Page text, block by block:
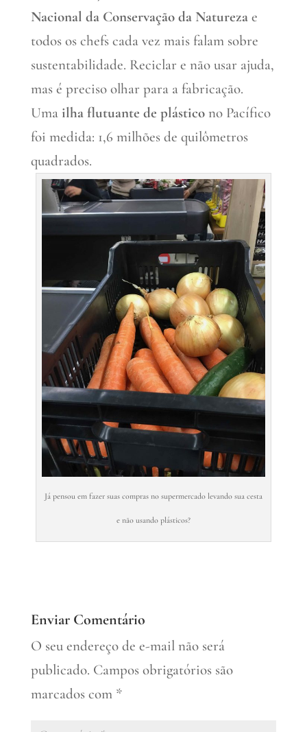
Nacional da Conservação da Naturezae
todos os chefs cada vez mais falam sobre
sustentabilidade. Reciclar e não usar ajuda,
mas é preciso olhar para a fabricação.
Uma ilha flutuante de plásticono Pacífico
foi medida: 1,6 milhões de quilômetros
quadrados.
Já pensou em fazer suas compras no supermercado levando sua cesta
e não usando plásticos?
Enviar Comentário
O seu endereço de e-mail não será
publicado. Campos obrigatórios são
marcados com *